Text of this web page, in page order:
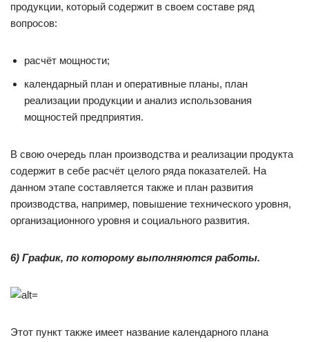
продукции, который содержит в своем составе ряд
вопросов:
расчёт мощности;
календарный план и оперативные планы, план
реализации продукции и анализ использования
мощностей предприятия.
В свою очередь план производства и реализации продукта
содержит в себе расчёт целого ряда показателей. На
данном этапе составляется также и план развития
производства, например, повышение технического уровня,
организационного уровня и социального развития.
6) График, по которому выполняются работы.
Этот пункт также имеет название календарного плана